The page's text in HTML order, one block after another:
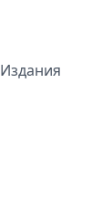
Издания